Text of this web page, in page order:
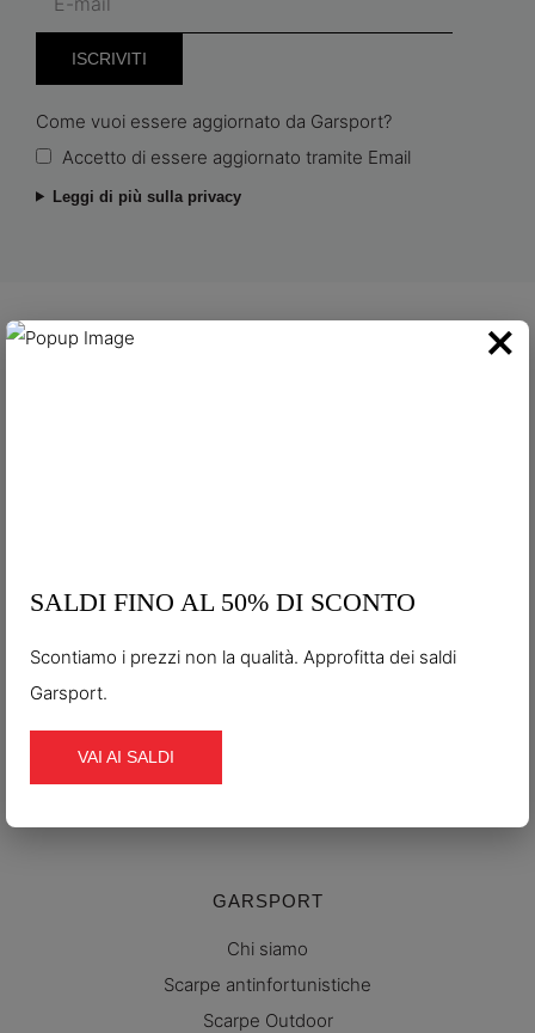
Come vuoi essere aggiornato da Garsport?
Accetto di essere aggiornato tramite Email
Leggi di più sulla privacy
T. (+39) 0423 870044
GARSPORT
Chi siamo
Scarpe antinfortunistiche
Scarpe Outdoor
×
SALDI FINO AL 50% DI SCONTO
Scontiamo i prezzi non la qualità. Approfitta dei saldi
Garsport.
VAI AI SALDI